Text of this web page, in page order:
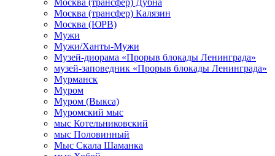
Москва (трансфер) Дубна
Москва (трансфер) Калязин
Москва (ЮРВ)
Мужи
Мужи/Ханты-Мужи
Музей-диорама «Прорыв блокады Ленинграда»
музей-заповедник «Прорыв блокады Ленинграда»
Мурманск
Муром
Муром (Выкса)
Муромский мыс
мыс Котельниковский
мыс Половинный
Мыс Скала Шаманка